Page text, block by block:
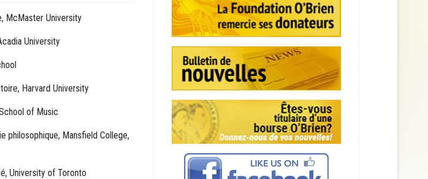
McMaster University
University
Harvard University
of Music
philosophique, Mansfield College,
University of Toronto